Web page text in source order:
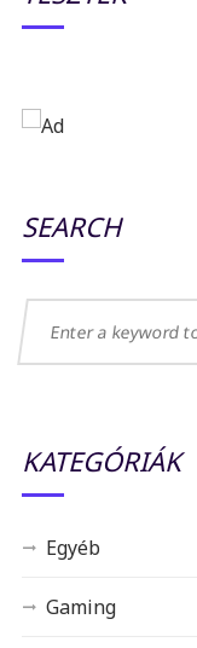
SEARCH
KATEGÓRIÁK
Egyéb
Gaming